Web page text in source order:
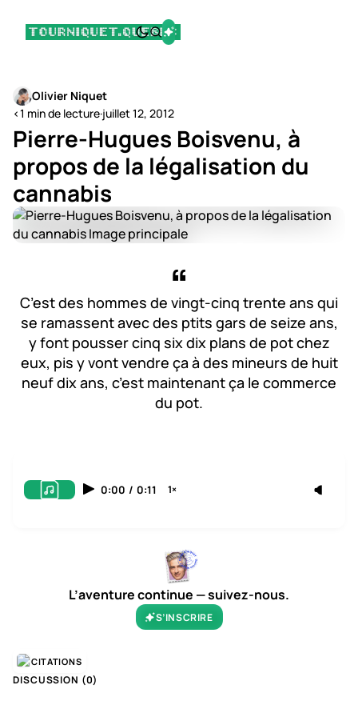
Olivier Niquet
<1 min de lecture·juillet 12, 2012
Pierre-Hugues Boisvenu, à
propos de la légalisation du
cannabis
C’est des hommes de vingt-cinq trente ans qui
se ramassent avec des ptits gars de seize ans,
y font pousser cinq six dix plans de pot chez
eux, pis y vont vendre ça à des mineurs de huit
neuf dix ans, c’est maintenant ça le commerce
du pot.
0:00 / 0:11 1×
L’aventure continue — suivez-nous.
S’INSCRIRE
CITATIONS
DISCUSSION (0)